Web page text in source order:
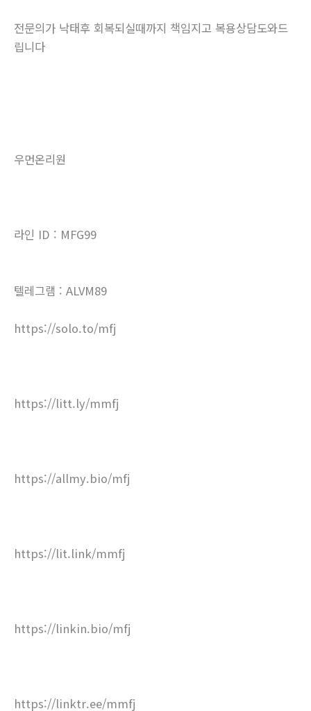
전문의가 낙태후 회복되실때까지 책임지고 복용상담도와드
립니다
우먼온리원
라인 ID : MFG99
텔레그램 : ALVM89
https://solo.to/mfj
https://litt.ly/mmfj
https://allmy.bio/mfj
https://lit.link/mmfj
https://linkin.bio/mfj
https://linktr.ee/mmfj